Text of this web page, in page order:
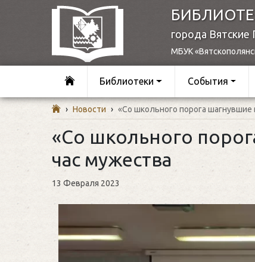
города
МБУК
Библиотеки События
› Новости › «Со школьного порога
«Со школьного
час мужества
13 Февраля 2023